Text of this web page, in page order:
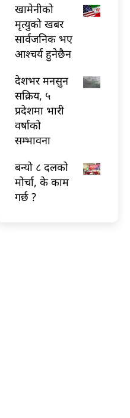
खामेनीको
मृत्युको खबर
सार्वजनिक भए
आश्चर्य हुनेछैन
देशभर मनसुन
सक्रिय, ५
प्रदेशमा भारी
वर्षाको
सम्भावना
बन्यो ८ दलको
मोर्चा, के काम
गर्छ ?